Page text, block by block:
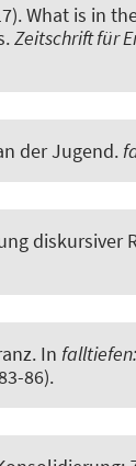
What is in
.Zeitschrift für
der Jugend.
. In
86).